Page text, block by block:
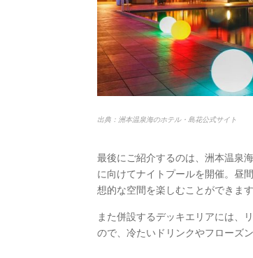
出典：洲本温泉海のホテル・島花公式サイト
最後にご紹介するのは、洲本温泉
に向けてナイトプールを開催。昼
想的な空間を楽しむことができます
また併設するデッキエリアには、
ので、冷たいドリンクやフローズ